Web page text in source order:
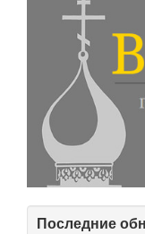
Последние